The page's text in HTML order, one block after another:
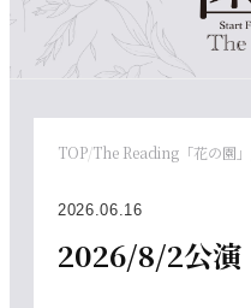
TOP/The Reading「花の園」
2026.06.16
2026/8/2公演